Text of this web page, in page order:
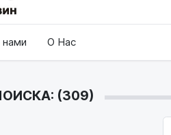
нами О Нас
(309)